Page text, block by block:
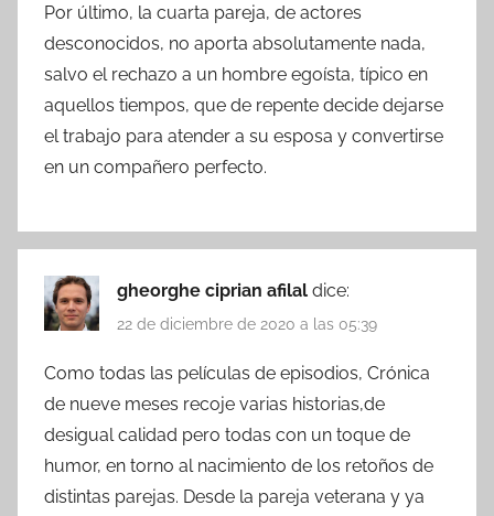
Por último, la cuarta pareja, de actores
desconocidos, no aporta absolutamente nada,
salvo el rechazo a un hombre egoísta, típico en
aquellos tiempos, que de repente decide dejarse
el trabajo para atender a su esposa y convertirse
en un compañero perfecto.
gheorghe ciprian afilal dice:
22 de diciembre de 2020 a las 05:39
Como todas las películas de episodios, Crónica
de nueve meses recoje varias historias,de
desigual calidad pero todas con un toque de
humor, en torno al nacimiento de los retoños de
distintas parejas. Desde la pareja veterana y ya